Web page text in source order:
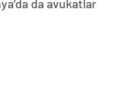
da avukatlar